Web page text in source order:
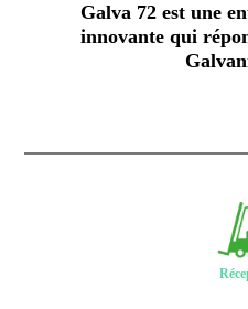
Galva 72 est une
innovante qui